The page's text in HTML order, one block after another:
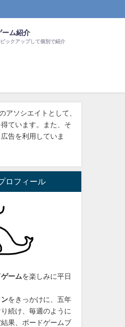
ーム紹介
ックアップして個別で紹介
アソシエイトとして、
ています。また、そ
告を利用していま
ロフィール
ームを楽しみに平日
ンをきっかけに、 五年
続け 、毎週のように
果、ボードゲームブ